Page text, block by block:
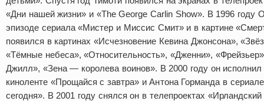
«Дни нашей жизни» и «The George Carlin Show». В 1996 году
эпизоде сериала «Мистер и Миссис Смит» и в картине
появился в картинах «Исчезновение Кевина Джонсона»,
«Тёмные небеса», «Относительность», «Дженни»,
Джилл», «Зена — королева воинов». В 2000 году он
киноленте «Прощайся с завтра» и Антона Горманда в
сегодня». В 2001 году снялся он в телепроектах